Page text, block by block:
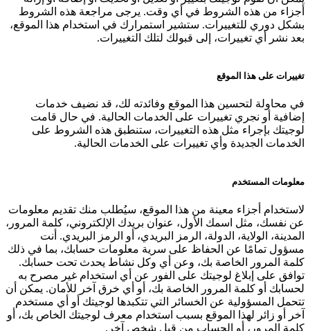
أجزاء من هذه الشروط في أي وقت. يرجى مراجعة هذه الشروط
بشكل دوري للتغييرات. ستشير استمرارك في استخدام هذا الموقع،
بعد نشر أي تغييرات، إلى قبولك لتلك التغييرات.
تغييرات على هذا الموقع
في محاولة لتحسين هذا الموقع وفائدته لك، قد نضيف خدمات
إضافية أو نجري تغييرات على الخدمات الحالية. في حال قامت
لوجيتك بإجراء مثل هذه التغييرات، ستنطبق هذه الشروط على
الخدمات الجديدة وأي تغييرات على الخدمات الحالية.
معلومات المستخدم
لاستخدام أجزاء معينة من هذا الموقع، سيُطلب منك تقديم معلومات
عن نفسك، مثل اسمك الأول، عنوان بريدك الإلكتروني، كلمة المرور،
المدينة، الولاية، الدولة، الرمز البريدي، أو الرمز البريدي. أنت
مسؤول تمامًا عن الحفاظ على سرية معلومات حسابك، بما في ذلك
كلمة المرور الخاصة بك، وعن أي وكل نشاط يحدث تحت حسابك.
توافق على إبلاغ لوجيتك على الفور عن أي استخدام غير مصرح به
لحسابك أو كلمة المرور الخاصة بك، أو أي خرق آخر للأمان. يمكن أن
تتحمل المسؤولية عن الخسائر التي تتكبدها لوجيتك أو أي مستخدم
آخر أو زائر لهذا الموقع بسبب استخدام معرف لوجيتك الخاص بك، أو
كلمة المرور، أو الحساب من قبل شخص آخر.